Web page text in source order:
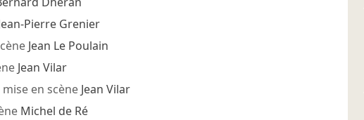
Pierre Grenier
Jean Le Poulain
Jean Vilar
mise en scène Jean Vilar
Michel de Ré